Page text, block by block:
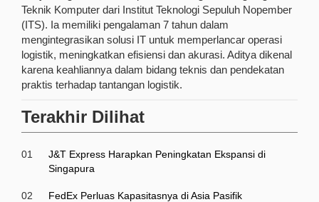
Teknik Komputer dari Institut Teknologi Sepuluh Nopember
(ITS). Ia memiliki pengalaman 7 tahun dalam
mengintegrasikan solusi IT untuk memperlancar operasi
logistik, meningkatkan efisiensi dan akurasi. Aditya dikenal
karena keahliannya dalam bidang teknis dan pendekatan
praktis terhadap tantangan logistik.
Terakhir Dilihat
01
J&T Express Harapkan Peningkatan Ekspansi di
Singapura
02 FedEx Perluas Kapasitasnya di Asia Pasifik